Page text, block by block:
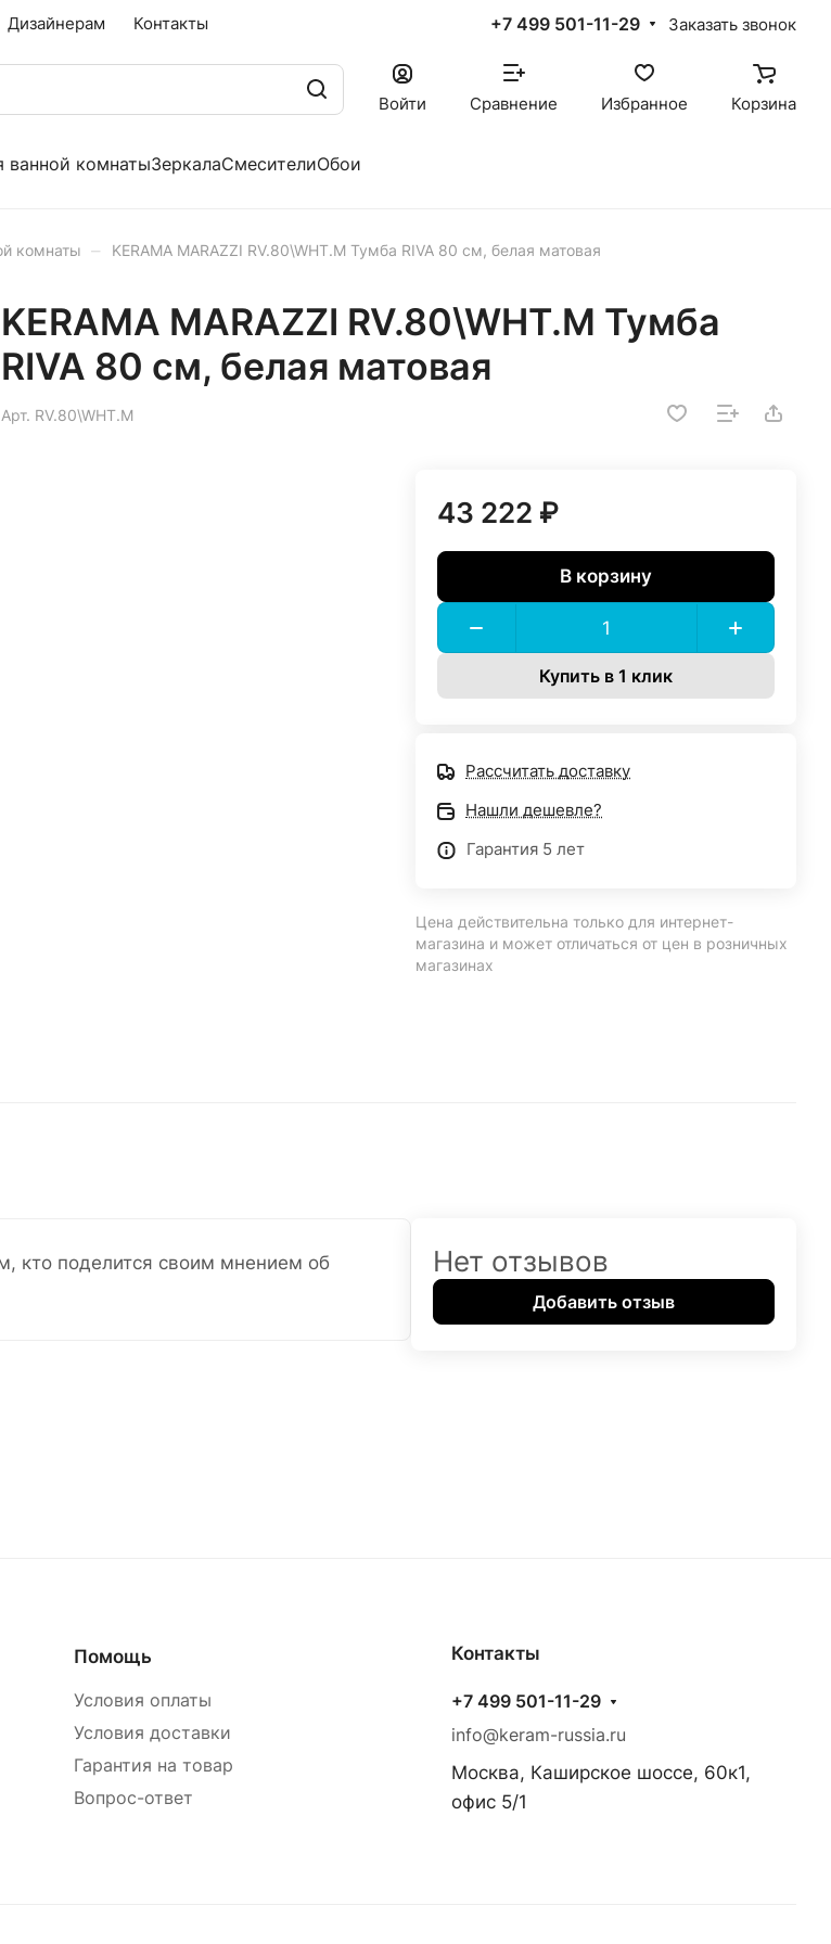
Дизайнерам Контакты +7 499 501-11-29 Заказать звонок
Войти Сравнение Избранное Корзина
ванной комнатыЗеркалаСмесителиОбои
комнаты – KERAMA MARAZZI RV.80\WHT.M Тумба RIVA 80 см, белая матовая
KERAMA MARAZZI RV.80\WHT.M Тумба
RIVA 80 см, белая матовая
Арт. RV.80\WHT.M
43 222 ₽
В корзину
Купить в 1 клик
Рассчитать доставку
Нашли дешевле?
Гарантия 5 лет
Цена действительна только для интернет-
магазина и может отличаться от цен в розничных
магазинах
кто поделится своим мнением об
Нет отзывов
Добавить отзыв
Помощь
Условия оплаты
Условия доставки
Гарантия на товар
Вопрос-ответ
Контакты
+7 499 501-11-29
info@keram-russia.ru
Москва, Каширское шоссе, 60к1,
офис 5/1